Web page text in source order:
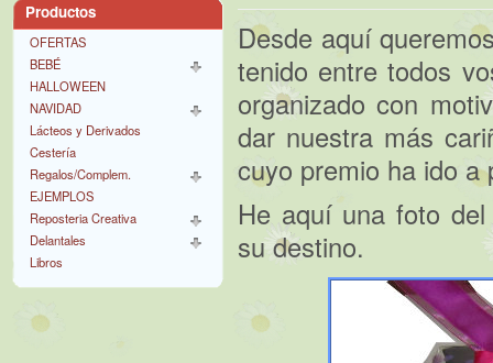
Productos
OFERTAS
BEBÉ
HALLOWEEN
NAVIDAD
Lácteos y Derivados
Cestería
Regalos/Complem.
EJEMPLOS
Reposteria Creativa
Delantales
Libros
Desde aquí
tenido entre todos
organizado con
dar nuestra más
cuyo premio ha ido
He aquí una foto
su destino.